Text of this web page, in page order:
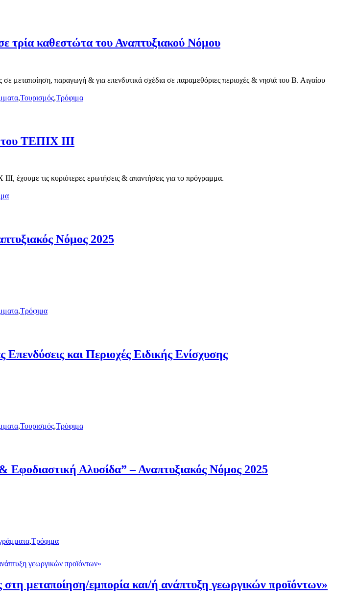
τρία καθεστώτα του Αναπτυξιακού Νόμου
μεταποίηση, παραγωγή & για επενδυτικά σχέδια σε παραμεθόριες περιοχές & νησιά του Β. Αιγαίου
,Τουρισμός,Τρόφιμα
του ΤΕΠΙΧ ΙΙΙ
έχουμε τις κυριότερες ερωτήσεις & απαντήσεις για το πρόγραμμα.
Νόμος 2025
,Τρόφιμα
και Περιοχές Ειδικής Ενίσχυσης
,Τουρισμός,Τρόφιμα
Αλυσίδα” – Αναπτυξιακός Νόμος 2025
,Τρόφιμα
μεταποίηση/εμπορία και/ή ανάπτυξη γεωργικών προϊόντων»